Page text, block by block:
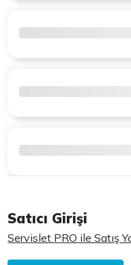
Satıcı Girişi
Servislet PRO ile Satış